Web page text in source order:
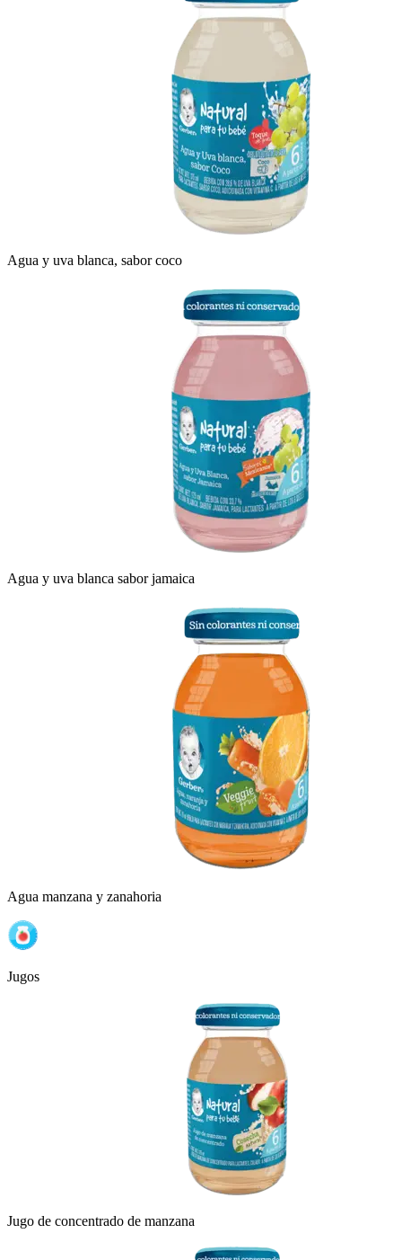
Agua y uva blanca, sabor coco
Agua y uva blanca sabor jamaica
Agua manzana y zanahoria
Jugos
Jugo de concentrado de manzana